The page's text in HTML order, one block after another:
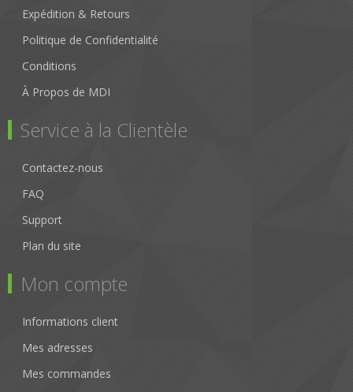
Expédition & Retours
Politique de Confidentialité
Conditions
À Propos de MDI
Service à la Clientèle
Contactez-nous
FAQ
Support
Plan du site
Mon compte
Informations client
Mes adresses
Mes commandes